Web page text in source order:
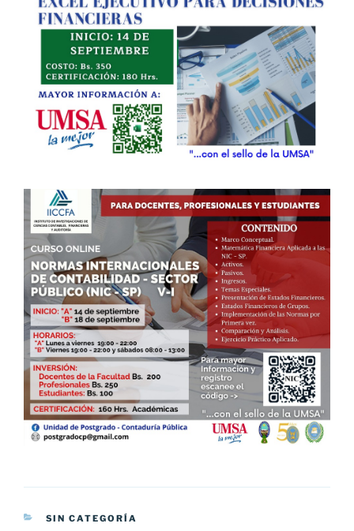
CATEGORÍAS
SIN CATEGORÍA